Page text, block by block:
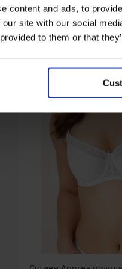
content and ads, to
site with our social
to them or that